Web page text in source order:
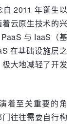
2011 年诞生以
云原生技术的兴
与 IaaS（基
在基础设施层之
大地减轻了开发
着至关重要的角
往往需要自行构